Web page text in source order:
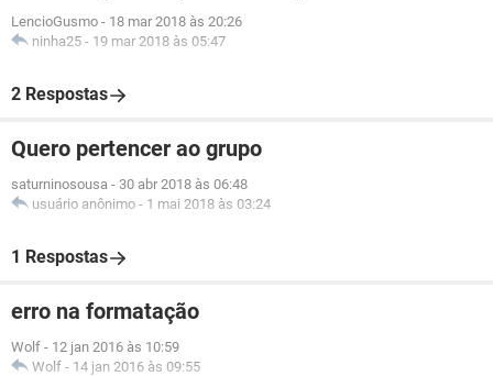
LencioGusmo - 18 mar 2018 às 20:26
ninha25 - 19 mar 2018 às 05:47
2 Respostas
Quero pertencer ao grupo
saturninosousa - 30 abr 2018 às 06:48
usuário anônimo - 1 mai 2018 às 03:24
1 Respostas
erro na formatação
Wolf - 12 jan 2016 às 10:59
Wolf - 14 jan 2016 às 09:55